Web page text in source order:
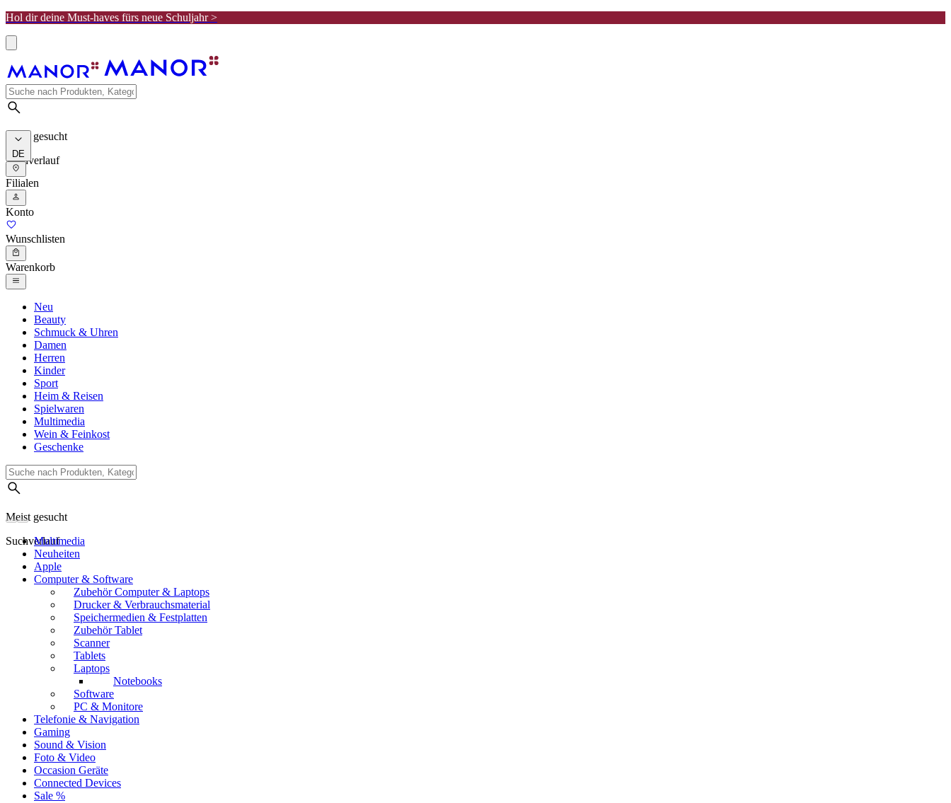
Hol dir deine Must-haves fürs neue Schuljahr >
Meist gesucht
Suchverlauf
DE
Filialen
Konto
Wunschlisten
Warenkorb
Neu
Beauty
Schmuck & Uhren
Damen
Herren
Kinder
Sport
Heim & Reisen
Spielwaren
Multimedia
Wein & Feinkost
Geschenke
Meist gesucht
SuchverlaufMultimedia
Neuheiten
Apple
Computer & Software
Zubehör Computer & Laptops
Drucker & Verbrauchsmaterial
Speichermedien & Festplatten
Zubehör Tablet
Scanner
Tablets
Laptops
Notebooks
Software
PC & Monitore
Telefonie & Navigation
Gaming
Sound & Vision
Foto & Video
Occasion Geräte
Connected Devices
Sale %